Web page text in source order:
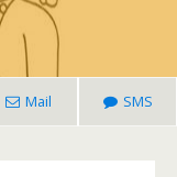
Mail SMS